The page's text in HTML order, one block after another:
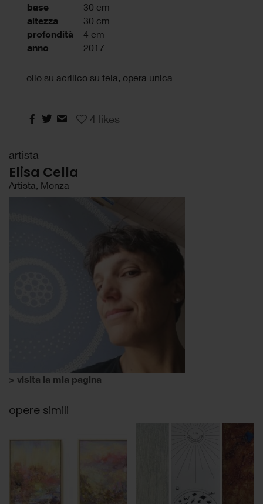
base 30 cm
altezza 30 cm
profondità 4 cm
anno 2017
olio su acrilico su tela, opera unica
4 likes
artista
Elisa Cella
Artista, Monza
> visita la mia pagina
opere simili